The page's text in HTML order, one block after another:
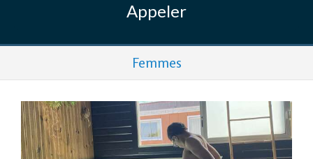
Appeler
Femmes